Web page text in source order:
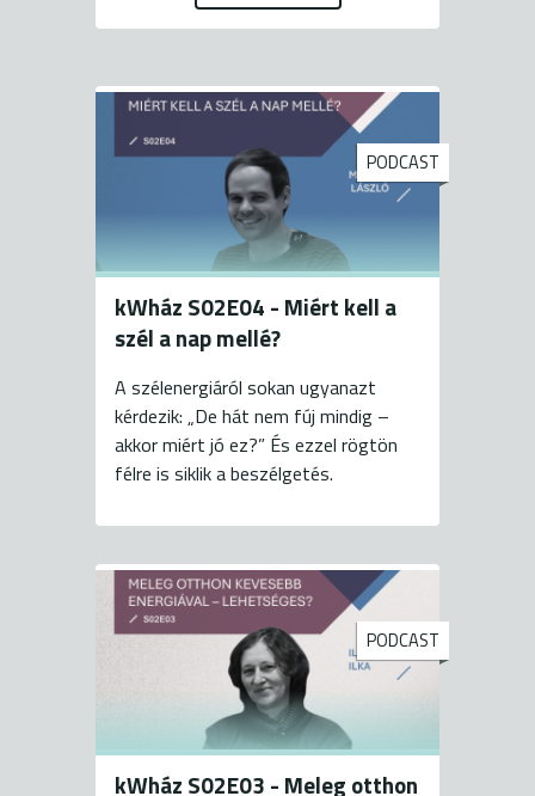
PODCAST
kWház S02E04 - Miért kell a
szél a nap mellé?
A szélenergiáról sokan ugyanazt
kérdezik: „De hát nem fúj mindig –
akkor miért jó ez?” És ezzel rögtön
félre is siklik a beszélgetés.
PODCAST
kWház S02E03 - Meleg otthon